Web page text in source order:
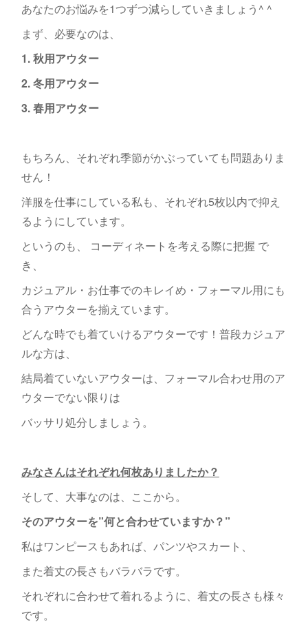
あなたのお悩みを1つずつ減らしていきましょう^ ^
まず、必要なのは、
1. 秋用アウター
2. 冬用アウター
3. 春用アウター
もちろん、それぞれ季節がかぶっていても問題ありま
せん！
洋服を仕事にしている私も、それぞれ5枚以内で抑え
るようにしています。
というのも、 コーディネートを考える際に把握 で
き、
カジュアル・お仕事でのキレイめ・フォーマル用にも
合うアウターを揃えています。
どんな時でも着ていけるアウターです！普段カジュア
ルな方は、
結局着ていないアウターは、フォーマル合わせ用のア
ウターでない限りは
バッサリ処分しましょう。
みなさんはそれぞれ何枚ありましたか？
そして、大事なのは、ここから。
そのアウターを”何と合わせていますか？”
私はワンピースもあれば、パンツやスカート、
また着丈の長さもバラバラです。
それぞれに合わせて着れるように、着丈の長さも様々
です。